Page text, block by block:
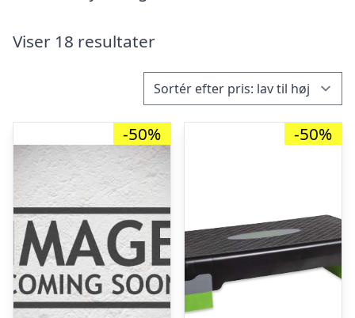
Viser 18 resultater
-50% -50%